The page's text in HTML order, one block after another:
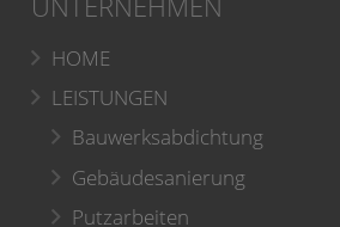
HOME
LEISTUNGEN
Bauwerksabdichtung
Gebäudesanierung
Putzarbeiten